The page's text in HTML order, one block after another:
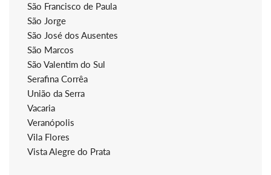
São Francisco de Paula
São Jorge
São José dos Ausentes
São Marcos
São Valentim do Sul
Serafina Corrêa
União da Serra
Vacaria
Veranópolis
Vila Flores
Vista Alegre do Prata